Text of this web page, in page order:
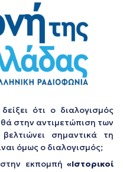
ότι ο διαλογισμός
στην αντιμετώπιση των
σημαντικά τη
όμως ο διαλογισμός;
εκπομπή«Ιστορικοί